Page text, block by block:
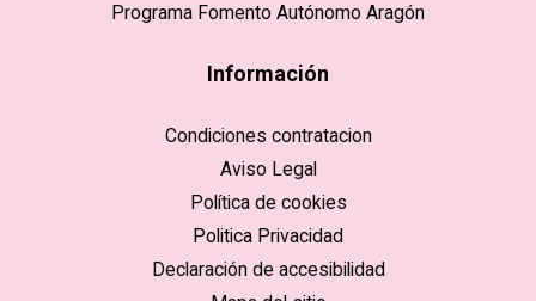
Programa Fomento Autónomo Aragón
Información
Condiciones contratacion
Aviso Legal
Política de cookies
Politica Privacidad
Declaración de accesibilidad